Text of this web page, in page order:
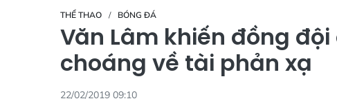
THỂ THAO BÓNG ĐÁ
Văn Lâm khiến đồng
choáng về tài phản xạ
22/02/2019 09:10